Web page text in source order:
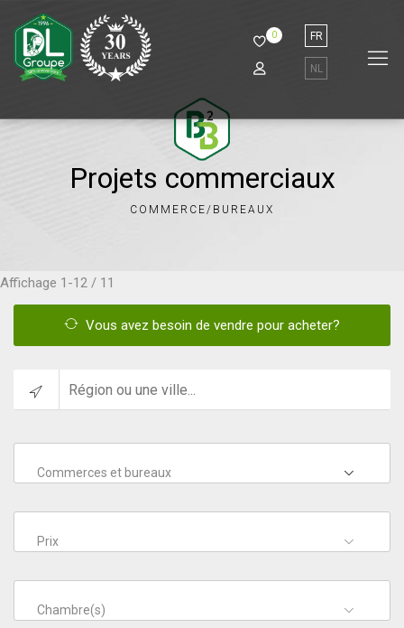
0 FR
NL
Projets commerciaux
COMMERCE/BUREAUX
Vous avez besoin de vendre pour acheter?
Commerces et bureaux
Prix
Chambre(s)
Affichage 1-12 / 11